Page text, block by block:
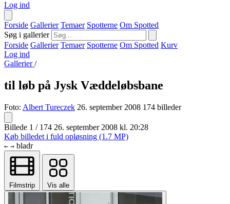
Log ind
Forside Gallerier Temaer Spotterne Om Spotted
Søg i gallerier
Forside Gallerier Temaer Spotterne Om Spotted Kurv
Log ind
Gallerier/
til løb på Jysk Væddeløbsbane
Foto: Albert Tureczek 26. september 2008 174 billeder
Billede 1 / 174 26. september 2008 kl. 20:28
Køb billedet i fuld opløsning (1.7 MP)
← → bladr
Filmstrip Vis alle